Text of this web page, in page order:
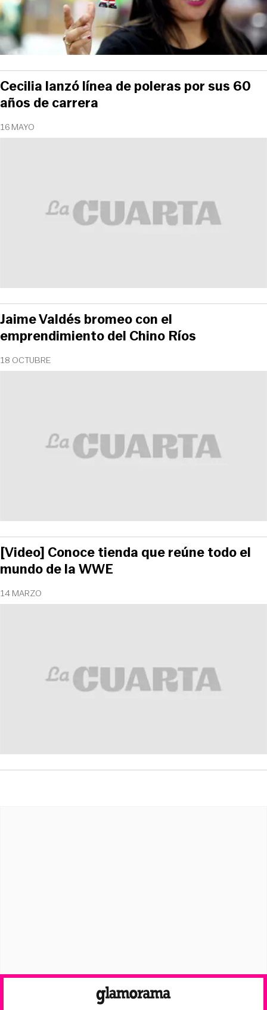
16 MAYO
Cecilia lanzó línea de poleras por sus 60
años de carrera
18 OCTUBRE
Jaime Valdés bromeo con el
emprendimiento del Chino Ríos
14 MARZO
[Video] Conoce tienda que reúne todo el
mundo de la WWE